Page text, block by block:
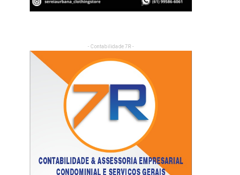
- Contabilidade 7R -